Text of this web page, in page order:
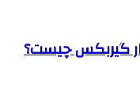
گیربکس چیست؟